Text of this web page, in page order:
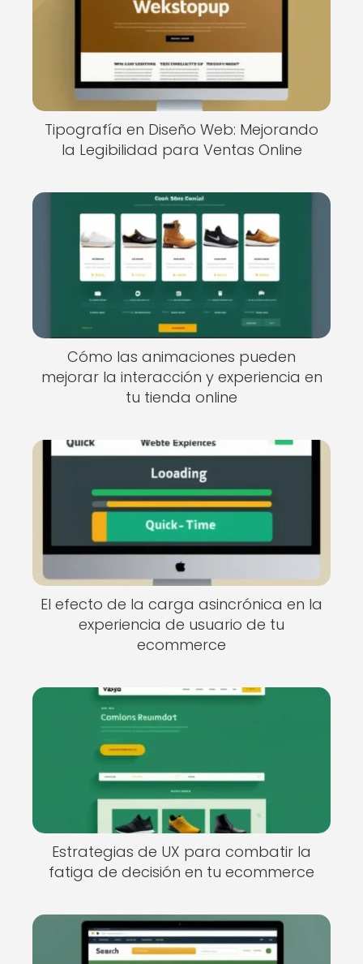
Tipografía en Diseño Web: Mejorando
la Legibilidad para Ventas Online
Cómo las animaciones pueden
mejorar la interacción y experiencia en
tu tienda online
El efecto de la carga asincrónica en la
experiencia de usuario de tu
ecommerce
Estrategias de UX para combatir la
fatiga de decisión en tu ecommerce